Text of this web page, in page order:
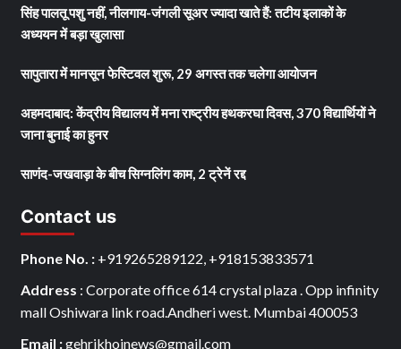
सिंह पालतू पशु नहीं, नीलगाय-जंगली सूअर ज्यादा खाते हैं: तटीय इलाकों के
अध्ययन में बड़ा खुलासा
सापुतारा में मानसून फेस्टिवल शुरू, 29 अगस्त तक चलेगा आयोजन
अहमदाबाद: केंद्रीय विद्यालय में मना राष्ट्रीय हथकरघा दिवस, 370 विद्यार्थियों ने
जाना बुनाई का हुनर
साणंद-जखवाड़ा के बीच सिग्नलिंग काम, 2 ट्रेनें रद्द
Contact us
Phone No. : +919265289122, +918153833571
Address : Corporate office 614 crystal plaza . Opp infinity
mall Oshiwara link road.Andheri west. Mumbai 400053
Email :gehrikhojnews@gmail.com